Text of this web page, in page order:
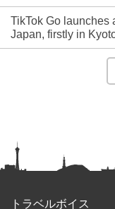
TikTok Go launches
Japan, firstly in
トラベルボイス